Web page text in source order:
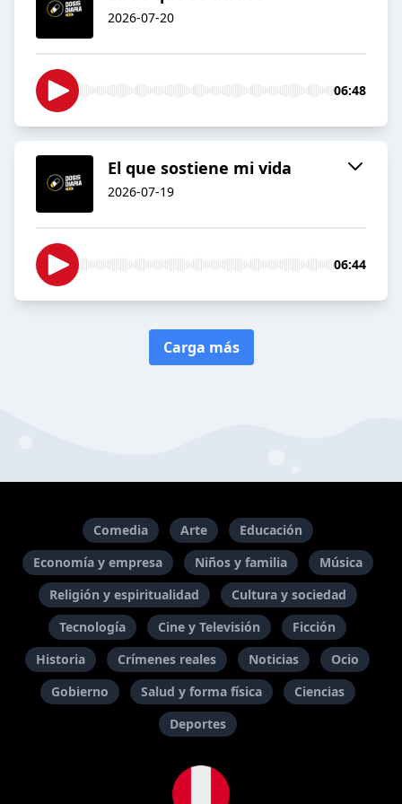
2026-07-20
06:48
El que sostiene mi vida
2026-07-19
06:44
Carga más
Comedia Arte
Educación
Economía y empresa
Niños y familia
Música
Religión y espiritualidad
Cultura y sociedad
Tecnología
Cine y Televisión
Ficción
Historia
Crímenes reales Noticias
Ocio
Gobierno
Salud y forma física
Ciencias
Deportes